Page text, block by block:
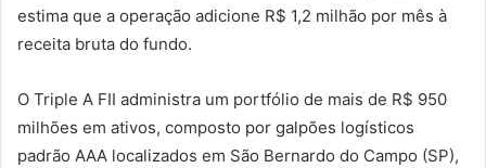
estima que a operação adicione R$ 1,2 milhão por mês à
receita bruta do fundo.
O Triple A FII administra um portfólio de mais de R$ 950
milhões em ativos, composto por galpões logísticos
padrão AAA localizados em São Bernardo do Campo (SP),